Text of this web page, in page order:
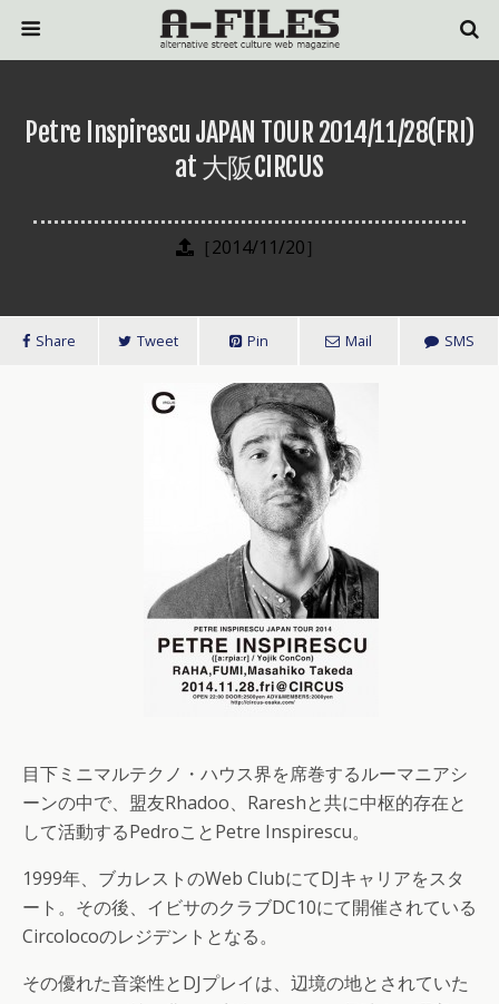
Petre Inspirescu JAPAN TOUR 2014/11/28(FRI)
at 大阪CIRCUS
［2014/11/20］
Share Tweet Pin Mail SMS
目下ミニマルテクノ・ハウス界を席巻するルーマニアシ
ーンの中で、盟友Rhadoo、Rareshと共に中枢的存在と
して活動するPedroことPetre Inspirescu。
1999年、ブカレストのWeb ClubにてDJキャリアをスタ
ート。その後、イビサのクラブDC10にて開催されている
Circolocoのレジデントとなる。
その優れた音楽性とDJプレイは、辺境の地とされていた